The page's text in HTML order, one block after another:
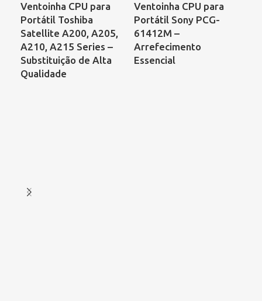
Ventoinha CPU para
Portátil Toshiba
Satellite A200, A205,
A210, A215 Series –
Substituição de Alta
Qualidade
Ventoinha CPU para
Portátil Sony PCG-
61412M –
Arrefecimento
Essencial